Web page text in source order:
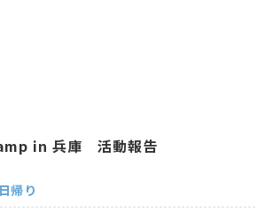
in 兵庫 活動報告
日帰り